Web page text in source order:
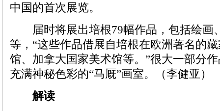
中国的首次展览。
届时将展出培根79幅作品，包括绘画
等，“这些作品借展自培根在欧洲著名的
馆、加拿大国家美术馆等。”很大一部分
充满神秘色彩的“马厩”画室。（李健亚）
解读